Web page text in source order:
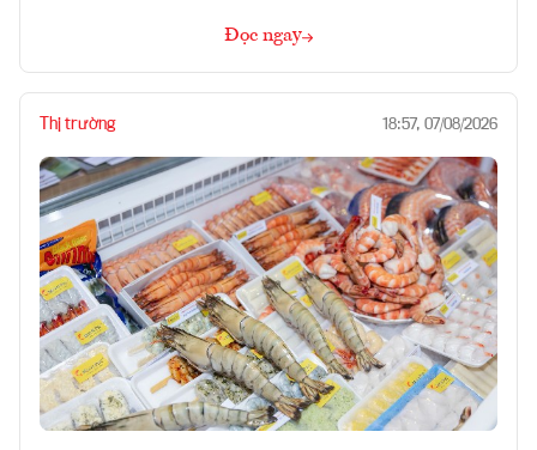
Đọc ngay
Thị trường 18:57, 07/08/2026